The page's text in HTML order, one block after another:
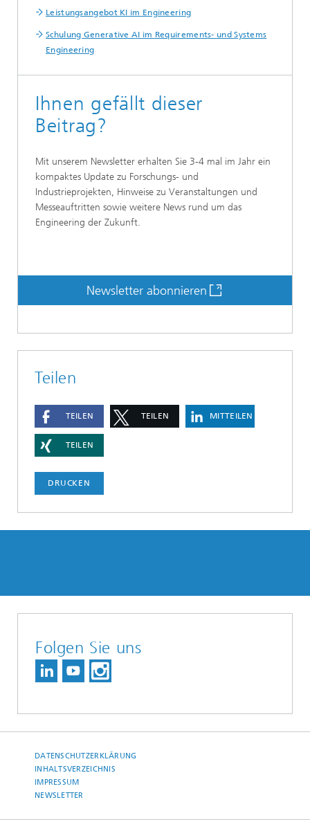
Leistungsangebot KI im Engineering
Schulung Generative AI im Requirements- und Systems
Engineering
Ihnen gefällt dieser
Beitrag?
Mit unserem Newsletter erhalten Sie 3-4 mal im Jahr ein
kompaktes Update zu Forschungs- und
Industrieprojekten, Hinweise zu Veranstaltungen und
Messeauftritten sowie weitere News rund um das
Engineering der Zukunft.
Newsletter abonnieren
Teilen
TEILEN TEILEN MITTEILEN
TEILEN
DRUCKEN
Folgen Sie uns
DATENSCHUTZERKLÄRUNG
INHALTSVERZEICHNIS
IMPRESSUM
NEWSLETTER